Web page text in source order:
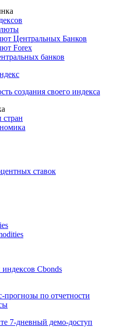
Центральных Банков
Forex
банков
создания своего индекса
ставок
Cbonds
прогнозы по отчетности
7-дневный демо-доступ